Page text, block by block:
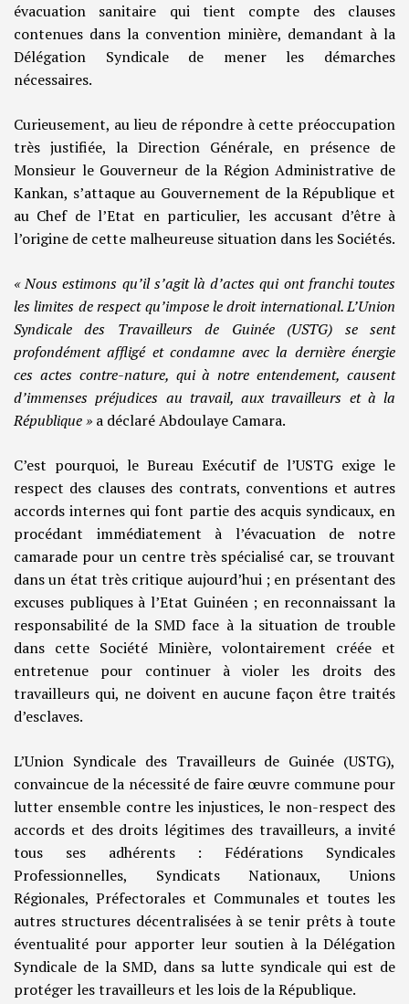
évacuation sanitaire qui tient compte des clauses
contenues dans la convention minière, demandant à la
Délégation Syndicale de mener les démarches
nécessaires.
Curieusement, au lieu de répondre à cette préoccupation
très justifiée, la Direction Générale, en présence de
Monsieur le Gouverneur de la Région Administrative de
Kankan, s’attaque au Gouvernement de la République et
au Chef de l’Etat en particulier, les accusant d’être à
l’origine de cette malheureuse situation dans les Sociétés.
« Nous estimons qu’il s’agit là d’actes qui ont franchi toutes
les limites de respect qu’impose le droit international. L’Union
Syndicale des Travailleurs de Guinée (USTG) se sent
profondément affligé et condamne avec la dernière énergie
ces actes contre-nature, qui à notre entendement, causent
d’immenses préjudices au travail, aux travailleurs et à la
République » a déclaré Abdoulaye Camara.
C’est pourquoi, le Bureau Exécutif de l’USTG exige le
respect des clauses des contrats, conventions et autres
accords internes qui font partie des acquis syndicaux, en
procédant immédiatement à l’évacuation de notre
camarade pour un centre très spécialisé car, se trouvant
dans un état très critique aujourd’hui ; en présentant des
excuses publiques à l’Etat Guinéen ; en reconnaissant la
responsabilité de la SMD face à la situation de trouble
dans cette Société Minière, volontairement créée et
entretenue pour continuer à violer les droits des
travailleurs qui, ne doivent en aucune façon être traités
d’esclaves.
L’Union Syndicale des Travailleurs de Guinée (USTG),
convaincue de la nécessité de faire œuvre commune pour
lutter ensemble contre les injustices, le non-respect des
accords et des droits légitimes des travailleurs, a invité
tous ses adhérents : Fédérations Syndicales
Professionnelles, Syndicats Nationaux, Unions
Régionales, Préfectorales et Communales et toutes les
autres structures décentralisées à se tenir prêts à toute
éventualité pour apporter leur soutien à la Délégation
Syndicale de la SMD, dans sa lutte syndicale qui est de
protéger les travailleurs et les lois de la République.